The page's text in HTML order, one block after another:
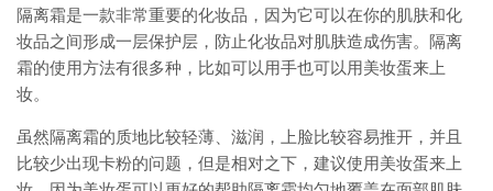
隔离霜是一款非常重要的化妆品，因为它可以在你的肌肤和化
妆品之间形成一层保护层，防止化妆品对肌肤造成伤害。隔离
霜的使用方法有很多种，比如可以用手也可以用美妆蛋来上
妆。
虽然隔离霜的质地比较轻薄、滋润，上脸比较容易推开，并且
比较少出现卡粉的问题，但是相对之下，建议使用美妆蛋来上